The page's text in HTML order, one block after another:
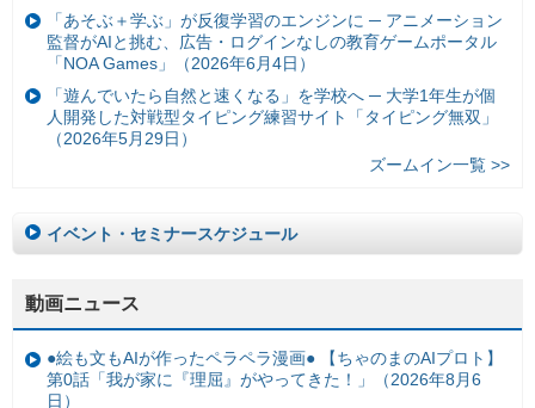
「あそぶ＋学ぶ」が反復学習のエンジンに ─ アニメーション
監督がAIと挑む、広告・ログインなしの教育ゲームポータル
「NOA Games」（2026年6月4日）
「遊んでいたら自然と速くなる」を学校へ ─ 大学1年生が個
人開発した対戦型タイピング練習サイト「タイピング無双」
（2026年5月29日）
ズームイン一覧 >>
イベント・セミナースケジュール
動画ニュース
●絵も文もAIが作ったペラペラ漫画● 【ちゃのまのAIプロト】
第0話「我が家に『理屈』がやってきた！」（2026年8月6
日）